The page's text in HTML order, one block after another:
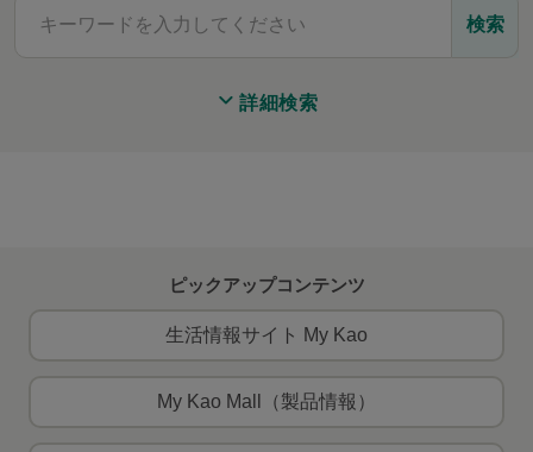
検索
詳細検索
ピックアップコンテンツ
生活情報サイト My Kao
My Kao Mall（製品情報）